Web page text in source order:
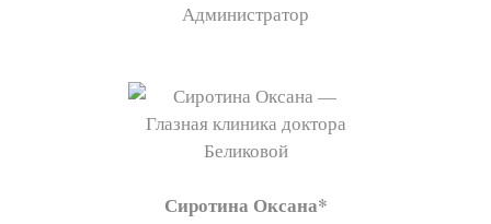
Администратор
Сиротина Оксана